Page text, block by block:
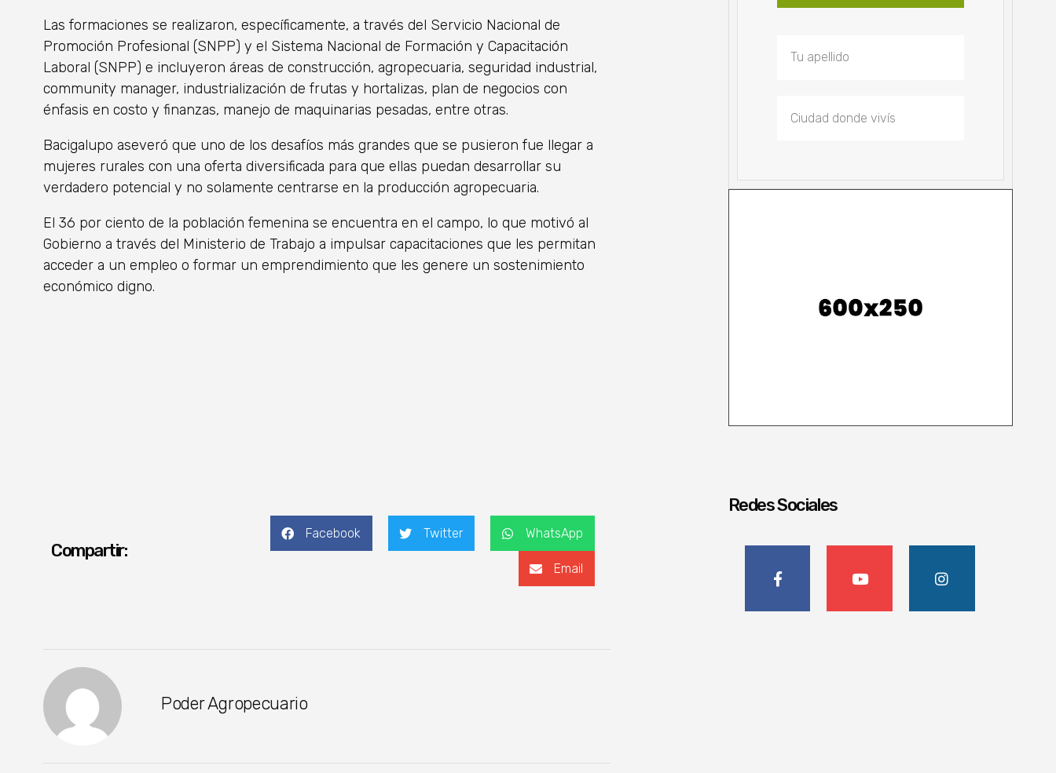
Las formaciones se realizaron, específicamente, a través del Servicio Nacional de
Promoción Profesional (SNPP) y el Sistema Nacional de Formación y Capacitación
Laboral (SNPP) e incluyeron áreas de construcción, agropecuaria, seguridad industrial,
community manager, industrialización de frutas y hortalizas, plan de negocios con
énfasis en costo y finanzas, manejo de maquinarias pesadas, entre otras.
Bacigalupo aseveró que uno de los desafíos más grandes que se pusieron fue llegar a
mujeres rurales con una oferta diversificada para que ellas puedan desarrollar su
verdadero potencial y no solamente centrarse en la producción agropecuaria.
El 36 por ciento de la población femenina se encuentra en el campo, lo que motivó al
Gobierno a través del Ministerio de Trabajo a impulsar capacitaciones que les permitan
acceder a un empleo o formar un emprendimiento que les genere un sostenimiento
económico digno.
Compartir:
Facebook Twitter WhatsApp
Email
Poder Agropecuario
Redes Sociales